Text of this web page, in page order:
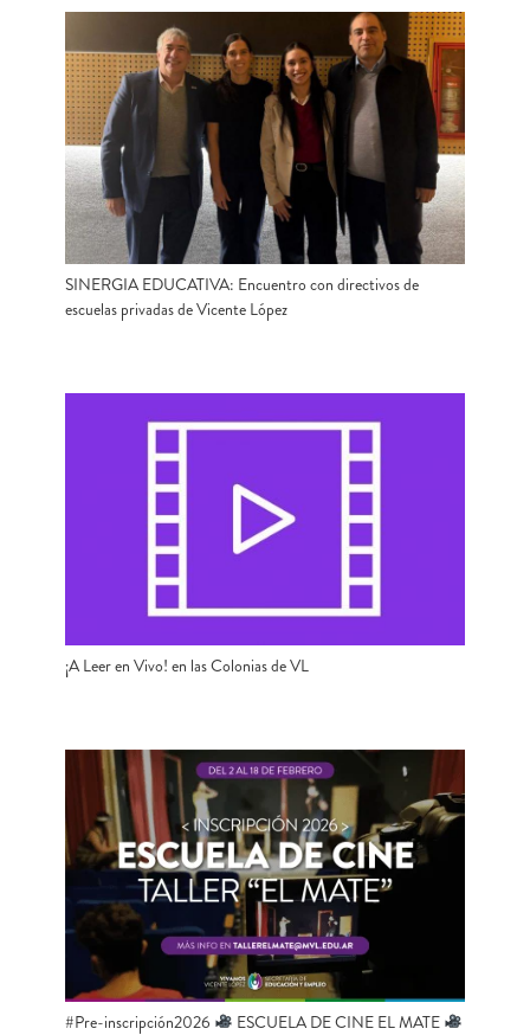
SINERGIA EDUCATIVA: Encuentro con directivos de
escuelas privadas de Vicente López
¡A Leer en Vivo! en las Colonias de VL
#Pre-inscripción2026 ESCUELA DE CINE EL MATE